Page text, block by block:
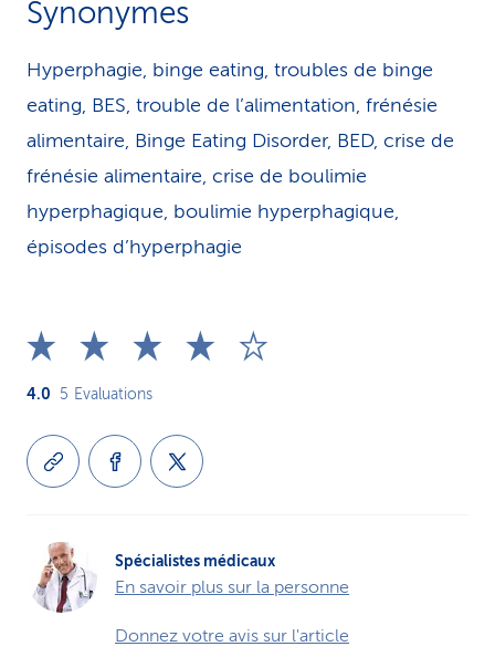
Synonymes
Hyperphagie, binge eating, troubles de binge
eating, BES, trouble de l’alimentation, frénésie
alimentaire, Binge Eating Disorder, BED, crise de
frénésie alimentaire, crise de boulimie
hyperphagique, boulimie hyperphagique,
épisodes d’hyperphagie
4.0 5 Evaluations
Spécialistes médicaux
En savoir plus sur la personne
Donnez votre avis sur l'article